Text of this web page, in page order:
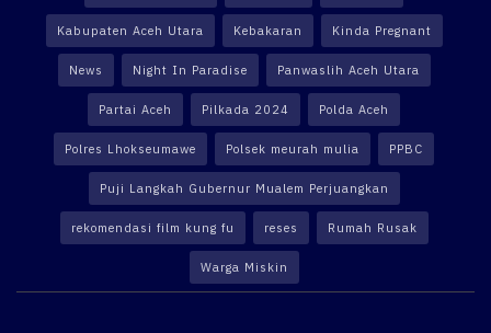
Kabupaten Aceh Utara Kebakaran Kinda Pregnant
News Night In Paradise Panwaslih Aceh Utara
Partai Aceh Pilkada 2024 Polda Aceh
Polres Lhokseumawe Polsek meurah mulia PPBC
Puji Langkah Gubernur Mualem Perjuangkan
rekomendasi film kung fu reses Rumah Rusak
Warga Miskin